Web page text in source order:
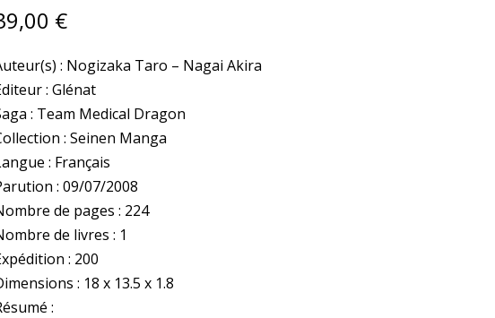
€
: Nogizaka Taro – Nagai Akira
: Glénat
: Team Medical Dragon
: Seinen Manga
: Français
: 09/07/2008
de pages : 224
de livres : 1
: 200
: 18 x 13.5 x 1.8
: